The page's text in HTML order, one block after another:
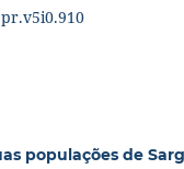
populações de